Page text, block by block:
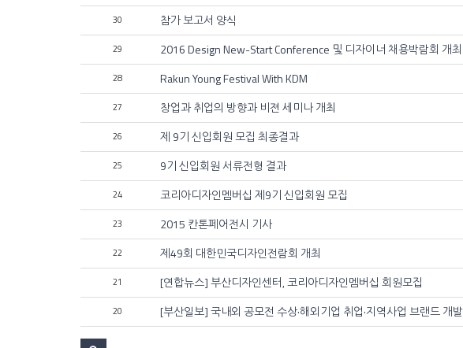
30 참가 보고서 양식
29 2016 Design New-Start Conference 및 디자이너 채용박람회 개최
28 Rakun Young Festival With KDM
27 창업과 취업의 방향과 비젼 세미나 개최
26 제 9기 신입회원 모집 최종결과
25 9기 신입회원 서류전형 결과
24 코리아디자인멤버십 제9기 신입회원 모집
23 2015 칸톤페어전시 기사
22 제49회 대한민국디자인전람회 개최
21 [연합뉴스] 부산디자인센터, 코리아디자인멤버십 회원모집
20 [부산일보] 국내외 공모전 수상·해외기업 취업·지역사업 브랜드 개발